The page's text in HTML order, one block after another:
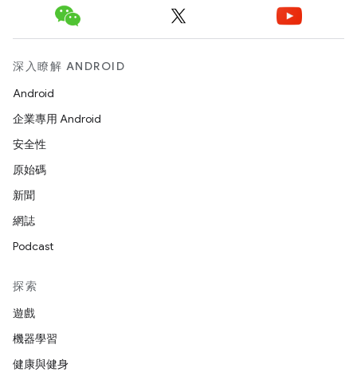
深入瞭解 ANDROID
Android
企業專用 Android
安全性
原始碼
新聞
網誌
Podcast
探索
遊戲
機器學習
健康與健身